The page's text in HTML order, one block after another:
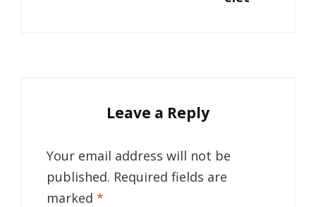
Leave a Reply
Your email address will not be
published. Required fields are
marked *